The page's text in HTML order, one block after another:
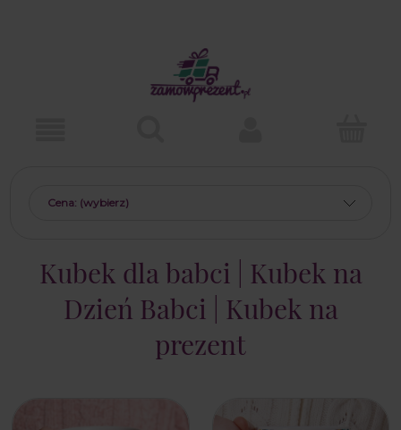
Cena: (wybierz)
Kubek dla babci | Kubek na
Dzień Babci | Kubek na
prezent